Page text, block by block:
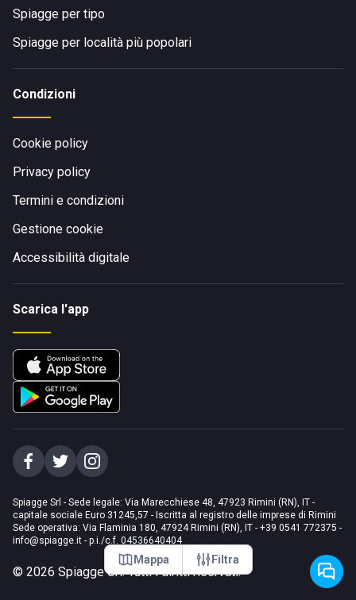
Mappa Filtra
Spiagge per tipo
Spiagge per località più popolari
Condizioni
Cookie policy
Privacy policy
Termini e condizioni
Gestione cookie
Accessibilità digitale
Scarica l'app
Spiagge Srl - Sede legale: Via Marecchiese 48, 47923 Rimini (RN), IT -
capitale sociale Euro 31245,57 - Iscritta al registro delle imprese di Rimini
Sede operativa: Via Flaminia 180, 47924 Rimini (RN), IT - +39 0541 772375 -
info@spiagge.it - p.i./c.f. 04536640404
© 2026 Spiagge Srl. Tutti i diritti riservati.